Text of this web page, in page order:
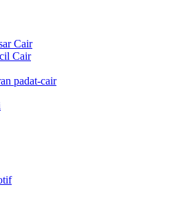
Cair
Cair
padat-cair